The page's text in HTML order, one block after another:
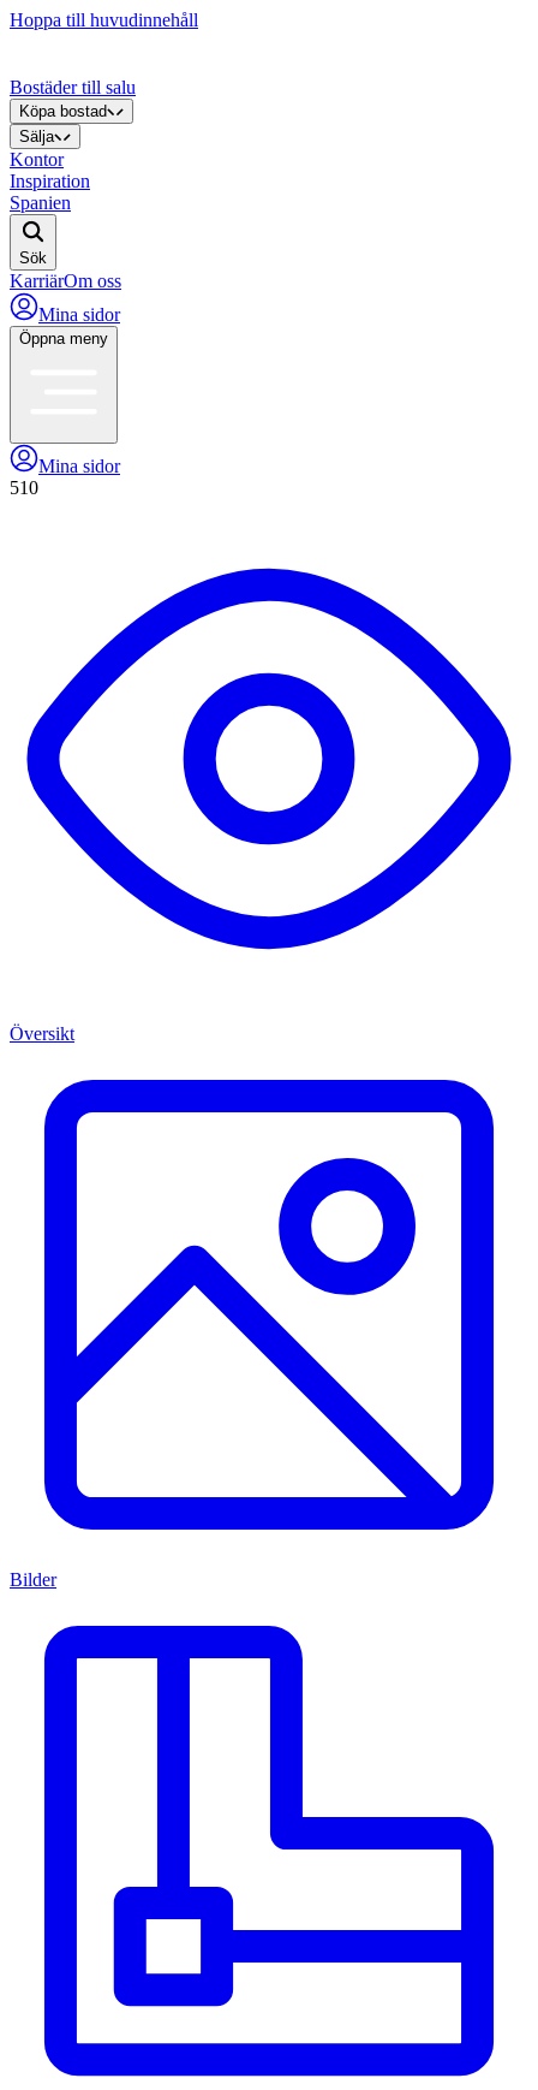
Hoppa till huvudinnehåll
Bostäder till salu
Köpa bostad
Sälja
Kontor
Inspiration
Spanien
Sök
KarriärOm oss
Mina sidor
Öppna meny
Mina sidor
510
Översikt
Bilder